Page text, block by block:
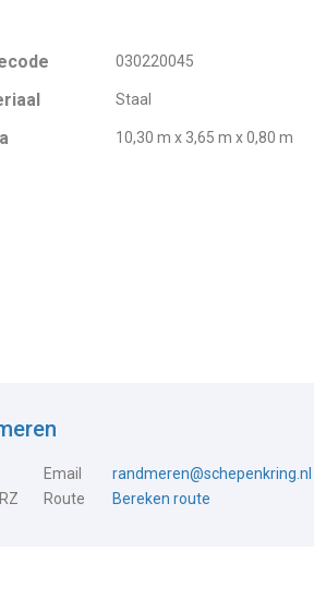
030220045
Staal
10,30 m x 3,65 m x 0,80 m
Email
randmeren@schepenkring.nl
Route Bereken route